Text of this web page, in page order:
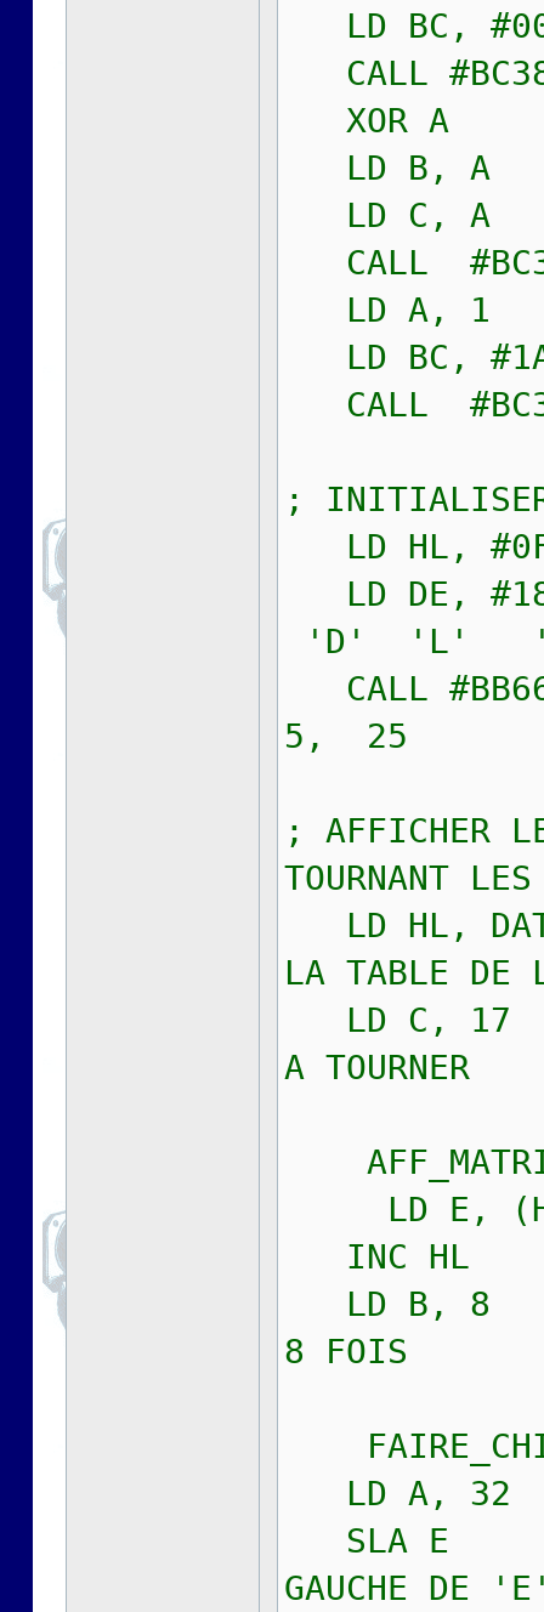
LD BC,
CALL
XOR A
LD B, A
LD C, A
CALL
LD A, 1
LD BC,
CALL
; INITIALISER
LD HL,
LD
'D' 'L'
CALL
5, 25
; AFFICHER
TOURNANT
LD HL,
LA TABLE DE
LD C, 17
A TOURNER
LD E,
INC HL
LD B, 8 ;
8 FOIS
LD A, 32
SLA E ;
GAUCHE DE